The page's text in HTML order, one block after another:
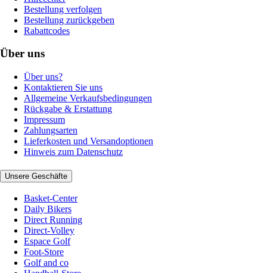
Bestellung verfolgen
Bestellung zurückgeben
Rabattcodes
Über uns
Über uns?
Kontaktieren Sie uns
Allgemeine Verkaufsbedingungen
Rückgabe & Erstattung
Impressum
Zahlungsarten
Lieferkosten und Versandoptionen
Hinweis zum Datenschutz
Unsere Geschäfte
Basket-Center
Daily Bikers
Direct Running
Direct-Volley
Espace Golf
Foot-Store
Golf and co